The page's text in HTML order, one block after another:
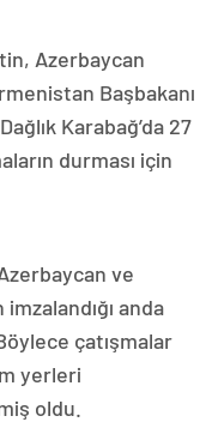
Azerbaycan
Başbakanı
Karabağ’da 27
durması için
ve
anda
çatışmalar
yerleri
oldu.